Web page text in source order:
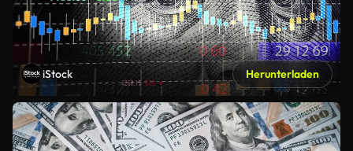
iStock Herunterladen